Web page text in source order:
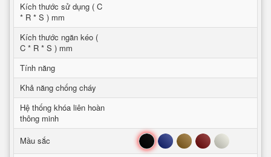
Kích thước sử dụng ( C
* R * S ) mm
Kích thước ngăn kéo (
C * R * S ) mm
Tính năng
Khả năng chống cháy
Hệ thống khóa liên hoàn
thông minh
Mầu sắc
Đen Xanh Nâu Đỏ Trắng